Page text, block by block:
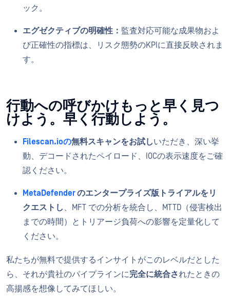
ック。
エグゼクティブの明確性： 監査対応可能な成果物およ
び正確性の指標は、リスク態勢のKPIに直接反映されま
す。
行動への呼びかけもっと早く見つ
けよう。早く行動しよう。
Filescan.ioの無料スキャンをお試しいただき、深い挙
動、デコードされたペイロード、IOCの表示速度をご確
認ください。
MetaDefenderのエンタープライズ版トライアルをリ
クエストし 、MFT での分析を統合し、MTTD（侵害検出
までの時間）とトリアージ負荷への影響を定量化して
ください。
私たちが無料で提供するインサイトがこのレベルだとした
ら、それが貴社のパイプラインに完全に統合されたときの
高揚感を想像してみてほしい。